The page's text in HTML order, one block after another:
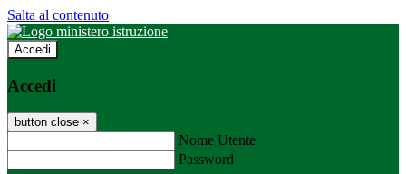
Salta al contenuto
Accedi
Accedi
button close ×
Nome Utente
Password